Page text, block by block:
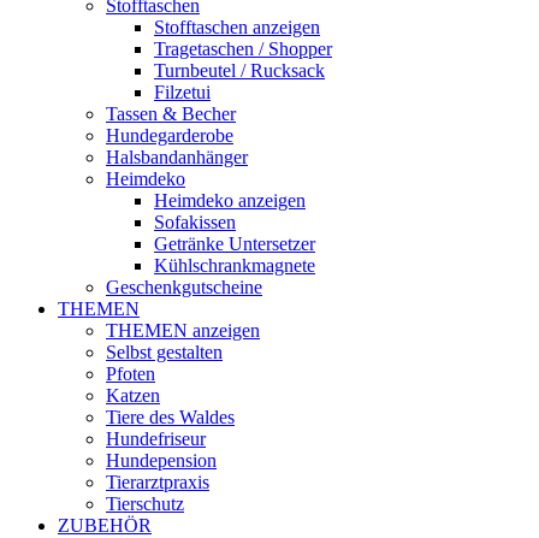
Stofftaschen
Stofftaschen anzeigen
Tragetaschen / Shopper
Turnbeutel / Rucksack
Filzetui
Tassen & Becher
Hundegarderobe
Halsbandanhänger
Heimdeko
Heimdeko anzeigen
Sofakissen
Getränke Untersetzer
Kühlschrankmagnete
Geschenkgutscheine
THEMEN
THEMEN anzeigen
Selbst gestalten
Pfoten
Katzen
Tiere des Waldes
Hundefriseur
Hundepension
Tierarztpraxis
Tierschutz
ZUBEHÖR